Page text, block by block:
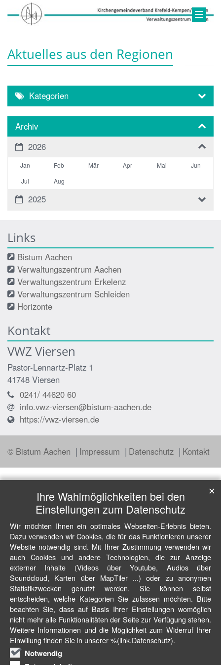
Aktuelles aus den Regionen
Kategorien
Archiv
2026
Jan Feb Mär Apr Mai
Jun
Jul
Aug
2025
Links
Bistum Aachen
Verwaltungszentrum Aachen
Verwaltungszentrum Erkelenz
Verwaltungszentrum Schleiden
Horizonte
Kontakt
VWZ Viersen
Pastor-Lennartz-Platz 1
41748 Viersen
0241/ 44620 60
info.vwz-viersen@bistum-aachen.de
https://vwz-viersen.de
© Bistum Aachen Impressum Datenschutz Kontakt
Ihre Wahlmöglichkeiten bei den
Einstellungen zum Datenschutz
Wir möchten Ihnen ein optimales Webseiten-Erlebnis bieten.
Dazu verwenden wir Cookies, die für das Funktionieren unserer
Website notwendig sind. Mit Ihrer Zustimmung verwenden wir
auch Cookies und andere Technologien, die zur Anzeige
externer Inhalte (Videos über Youtube, Audios über
Soundcloud, Karten über MapTiler ...) oder zu anonymen
Statistikzwecken genutzt werden. Sie können selbst
entscheiden, welche Kategorien Sie zulassen möchten. Bitte
beachten Sie, dass auf Basis Ihrer Einstellungen womöglich
nicht mehr alle Funktionalitäten der Seite zur Verfügung stehen.
Weitere Informationen und die Möglichkeit zum Widerruf Ihrer
Einwillung finden Sie in unserer %(link.Datenschutz).
Notwendig
✕